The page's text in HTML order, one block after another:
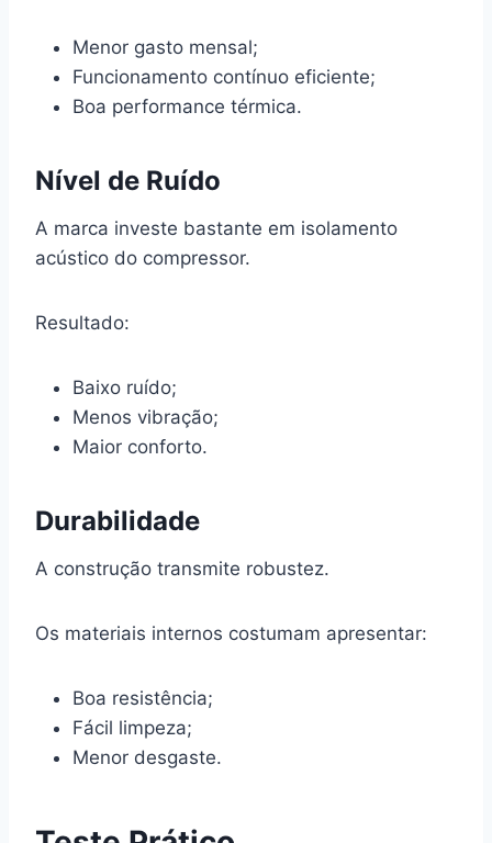
Menor gasto mensal;
Funcionamento contínuo eficiente;
Boa performance térmica.
Nível de Ruído
A marca investe bastante em isolamento
acústico do compressor.
Resultado:
Baixo ruído;
Menos vibração;
Maior conforto.
Durabilidade
A construção transmite robustez.
Os materiais internos costumam apresentar:
Boa resistência;
Fácil limpeza;
Menor desgaste.